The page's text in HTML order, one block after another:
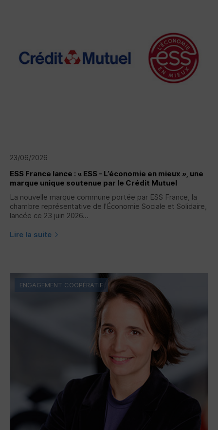
23/06/2026
ESS France lance : « ESS - L’économie en mieux », une
marque unique soutenue par le Crédit Mutuel
La nouvelle marque commune portée par ESS France, la
chambre représentative de l'Économie Sociale et Solidaire,
lancée ce 23 juin 2026...
Lire la suite
ENGAGEMENT COOPÉRATIF